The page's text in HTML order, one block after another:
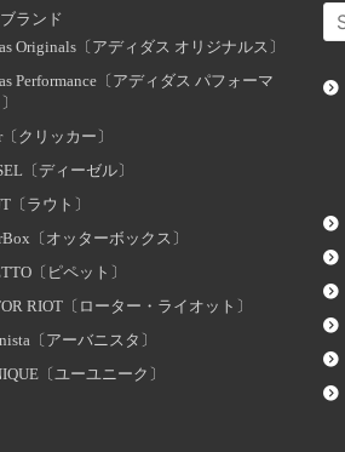
ランド
Originals〔アディダス オリジナルス〕
Performance〔アディダス パフォーマ
クリッカー〕
〔ディーゼル〕
〔ラウト〕
〔オッターボックス〕
〔ピペット〕
RIOT〔ローター・ライオット〕
〔アーバニスタ〕
〔ユーユニーク〕